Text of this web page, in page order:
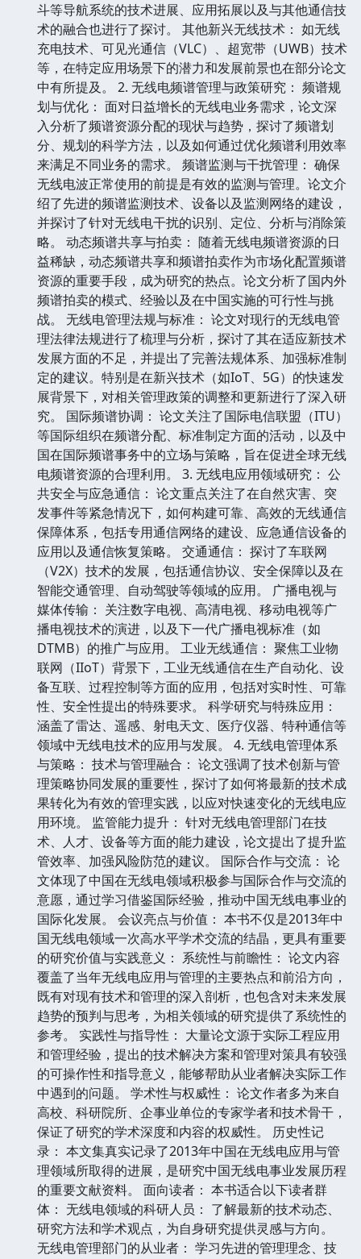
斗等导航系统的技术进展、应用拓展以及与其他通信技
术的融合也进行了探讨。 其他新兴无线技术： 如无线
充电技术、可见光通信（VLC）、超宽带（UWB）技术
等，在特定应用场景下的潜力和发展前景也在部分论文
中有所提及。 2. 无线电频谱管理与政策研究： 频谱规
划与优化： 面对日益增长的无线电业务需求，论文深
入分析了频谱资源分配的现状与趋势，探讨了频谱划
分、规划的科学方法，以及如何通过优化频谱利用效率
来满足不同业务的需求。 频谱监测与干扰管理： 确保
无线电波正常使用的前提是有效的监测与管理。论文介
绍了先进的频谱监测技术、设备以及监测网络的建设，
并探讨了针对无线电干扰的识别、定位、分析与消除策
略。 动态频谱共享与拍卖： 随着无线电频谱资源的日
益稀缺，动态频谱共享和频谱拍卖作为市场化配置频谱
资源的重要手段，成为研究的热点。论文分析了国内外
频谱拍卖的模式、经验以及在中国实施的可行性与挑
战。 无线电管理法规与标准： 论文对现行的无线电管
理法律法规进行了梳理与分析，探讨了其在适应新技术
发展方面的不足，并提出了完善法规体系、加强标准制
定的建议。特别是在新兴技术（如IoT、5G）的快速发
展背景下，对相关管理政策的调整和更新进行了深入研
究。 国际频谱协调： 论文关注了国际电信联盟（ITU）
等国际组织在频谱分配、标准制定方面的活动，以及中
国在国际频谱事务中的立场与策略，旨在促进全球无线
电频谱资源的合理利用。 3. 无线电应用领域研究： 公
共安全与应急通信： 论文重点关注了在自然灾害、突
发事件等紧急情况下，如何构建可靠、高效的无线通信
保障体系，包括专用通信网络的建设、应急通信设备的
应用以及通信恢复策略。 交通通信： 探讨了车联网
（V2X）技术的发展，包括通信协议、安全保障以及在
智能交通管理、自动驾驶等领域的应用。 广播电视与
媒体传输： 关注数字电视、高清电视、移动电视等广
播电视技术的演进，以及下一代广播电视标准（如
DTMB）的推广与应用。 工业无线通信： 聚焦工业物
联网（IIoT）背景下，工业无线通信在生产自动化、设
备互联、过程控制等方面的应用，包括对实时性、可靠
性、安全性提出的特殊要求。 科学研究与特殊应用：
涵盖了雷达、遥感、射电天文、医疗仪器、特种通信等
领域中无线电技术的应用与发展。 4. 无线电管理体系
与策略： 技术与管理融合： 论文强调了技术创新与管
理策略协同发展的重要性，探讨了如何将最新的技术成
果转化为有效的管理实践，以应对快速变化的无线电应
用环境。 监管能力提升： 针对无线电管理部门在技
术、人才、设备等方面的能力建设，论文提出了提升监
管效率、加强风险防范的建议。 国际合作与交流： 论
文体现了中国在无线电领域积极参与国际合作与交流的
意愿，通过学习借鉴国际经验，推动中国无线电事业的
国际化发展。 会议亮点与价值： 本书不仅是2013年中
国无线电领域一次高水平学术交流的结晶，更具有重要
的研究价值与实践意义： 系统性与前瞻性： 论文内容
覆盖了当年无线电应用与管理的主要热点和前沿方向，
既有对现有技术和管理的深入剖析，也包含对未来发展
趋势的预判与思考，为相关领域的研究提供了系统性的
参考。 实践性与指导性： 大量论文源于实际工程应用
和管理经验，提出的技术解决方案和管理对策具有较强
的可操作性和指导意义，能够帮助从业者解决实际工作
中遇到的问题。 学术性与权威性： 论文作者多为来自
高校、科研院所、企事业单位的专家学者和技术骨干，
保证了研究的学术深度和内容的权威性。 历史性记
录： 本文集真实记录了2013年中国在无线电应用与管
理领域所取得的进展，是研究中国无线电事业发展历程
的重要文献资料。 面向读者： 本书适合以下读者群
体： 无线电领域的科研人员： 了解最新的技术动态、
研究方法和学术观点，为自身研究提供灵感与方向。
无线电管理部门的从业者： 学习先进的管理理念、技